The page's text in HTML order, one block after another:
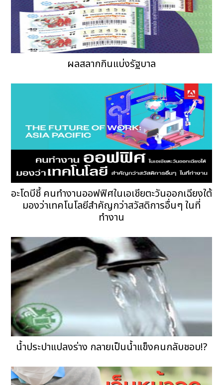
ผลสลากกินแบ่งรัฐบาล
อะโดบีชี้ คนทำงานออฟฟิศในเอเชียตะวันออกเฉียงใต้
มองว่าเทคโนโลยีสำคัญกว่าสวัสดิการอื่นๆ ในที่
ทำงาน
น้ำประปาแปลงร่าง กลายเป็นน้ำแข็งคนกลับชอบ!?